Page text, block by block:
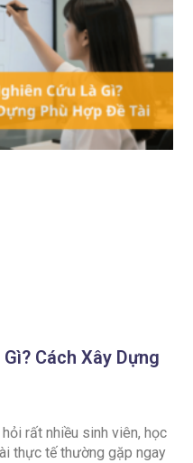
Cách Xây Dựng
rất nhiều sinh viên, học
thực tế thường gặp ngay